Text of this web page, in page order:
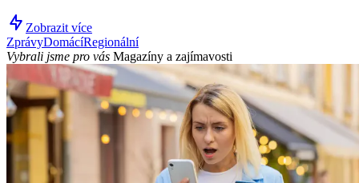
Zobrazit více
ZprávyDomácíRegionální
Vybrali jsme pro vás Magazíny a zajímavosti